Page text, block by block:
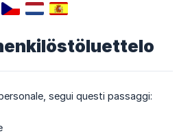
segui questi passaggi: